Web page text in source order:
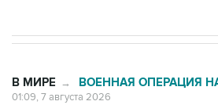
В МИРЕ → ВОЕННАЯ ОПЕРАЦИЯ
01:09, 7 августа 2026